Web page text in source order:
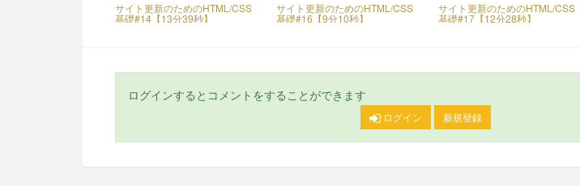
サイト更新のためのHTML/CSS
基礎#14【13分39秒】
サイト更新のためのHTML/CSS
基礎#16【9分10秒】
サイト更新のためのHTML/CSS
基礎#17【12分28秒】
ログインするとコメントをすることができます
ログイン 新規登録